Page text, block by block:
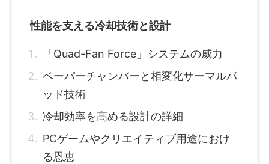
性能を支える冷却技術と設計
「Quad-Fan Force」システムの威力
ベーパーチャンバーと相変化サーマルパ
ッド技術
冷却効率を高める設計の詳細
PCゲームやクリエイティブ用途におけ
る恩恵